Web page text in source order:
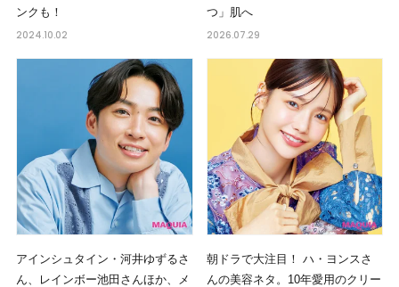
ンクも！
2024.10.02
つ」肌へ
2026.07.29
アインシュタイン・河井ゆずるさ
ん、レインボー池田さんほか、メ
朝ドラで大注目！ ハ・ヨンスさ
んの美容ネタ。10年愛用のクリー